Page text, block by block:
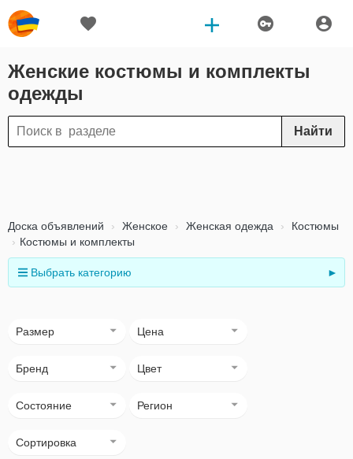
Женские костюмы и комплекты
одежды
Найти
Доска объявлений Женское Женская одежда
Костюмы
Костюмы и комплекты
Выбрать категорию ►
Размер Цена
Бренд Цвет
Состояние Регион
Сортировка